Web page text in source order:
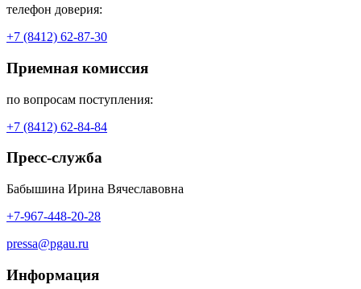
телефон доверия:
+7 (8412) 62-87-30
Приемная комиссия
по вопросам поступления:
+7 (8412) 62-84-84
Пресс-служба
Бабышина Ирина Вячеславовна
+7-967-448-20-28
pressa@pgau.ru
Информация